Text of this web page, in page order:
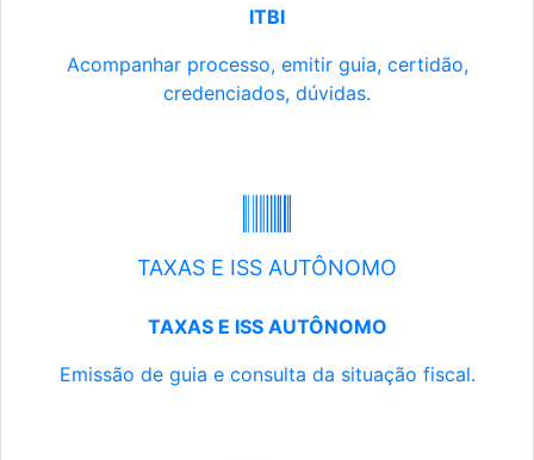
ITBI
Acompanhar processo, emitir guia, certidão,
credenciados, dúvidas.
TAXAS E ISS AUTÔNOMO
TAXAS E ISS AUTÔNOMO
Emissão de guia e consulta da situação fiscal.